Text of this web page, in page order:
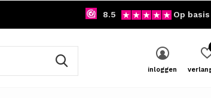
inloggen
8.5 Op